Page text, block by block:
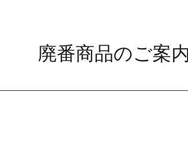
廃番商品のご案内